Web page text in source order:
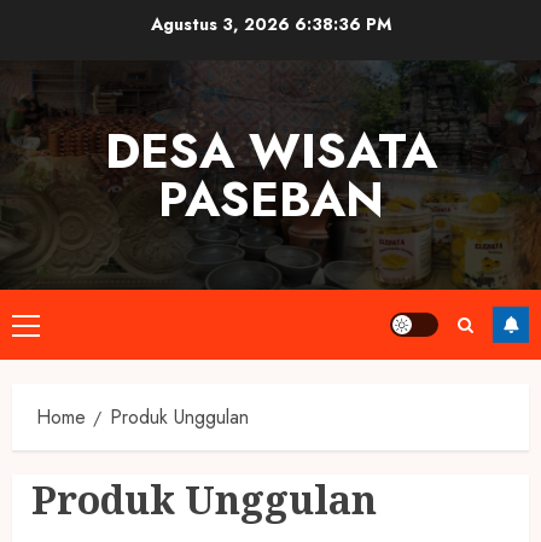
content
Agustus 3, 2026 6:38:36 PM
DESA WISATA
PASEBAN
Primary
Menu
Home Produk Unggulan
Produk Unggulan